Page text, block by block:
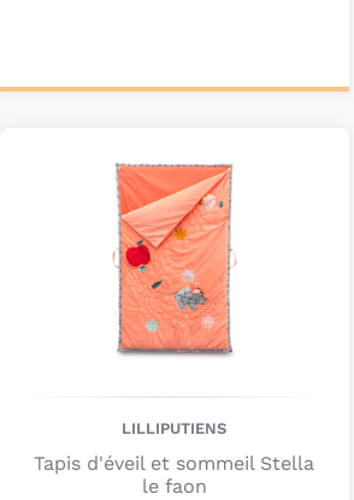
LILLIPUTIENS
Tapis d'éveil et sommeil Stella
le faon